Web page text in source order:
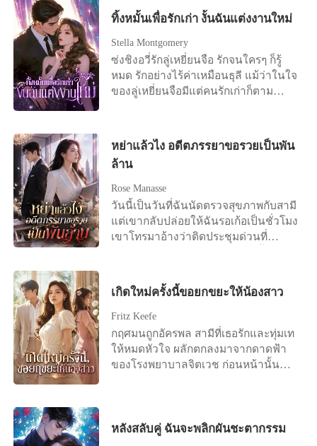
กำมะลอ แทนที่จะช่วยชีวิตฉัน ในที่สุด
เขายอมฆ่าฉันเพื่อผู้หญิงคนนั้น ขณะที่
ฉันนอนพักฟื้นอยู่ในโรงพยาบาลเพียง
ลำพัง พ่อของฉันก็โทรมาพร้อมกับข้อ
เสนอสุดบ้าคลั่ง นั่นคือการแต่งงานใน
ของฉันมันตายด้านและว่างเปล่าไปแล้ว
ความรักคือเรื่องโกหก ดังนั้นเมื่อพ่อถาม
ว่า จะเปลี่ยนตัวเจ้าบ่าวเลยดีไหม ฉัน
ก็ได้ยินเสียงตัวเองตอบกลับไปว่า "ค่ะ
หนูจะแต่งงานกับเขา"
เดียว เมื่อเขากลับมา เขาโกหกได้อย่าง
เลือดเย็น โทษว่าระยะทางทำให้กระแส
จิตของเราขาดหายไป ฉันค้นพบความ
จริงในห้องทำงานส่วนตัวที่ถูกล็อกไว้
ของเขา มันคือแท่นบูชาที่สร้างขึ้นเพื่อ
ป้าของฉัน ไดอารี่ของเขาเปิดโปงทุกสิ่ง
การพบกันครั้งแรกของเรา การโจมตีของ
ได้มีตัวแทนของผู้หญิงที่เขารักอย่าง
แท้จริง ฉันเป็นเพียงภาชนะสำหรับสาย
อยู่ก็ถือกำเนิดขึ้นจากคำโกหกนั้น ฉันจึง
หลอกให้เขาเซ็นชื่อบนม้วนคัมภีร์สอง
ฉบับ ฉบับแรกคือพิธีกรรมที่จะซ่อนการ
ตั้งครรภ์ของฉันด้วยเวทมนตร์ ส่วนฉบับ
อาวุโส ก่อนจะก้าวขึ้นเรือที่มุ่งหน้าสู่ทวีป
ตลอดกาล
คือเจสัน แฟนของฉัน แต่แล้วในงาน
เลี้ยงที่ฉันไปรับจ้างจัดอาหาร ฉันบังเอิญ
ได้ยินพ่อแม่ของฉันวางแผนกับพ่อแม่
ของเขา พวกเขากำลังจะให้เจสันแต่งงา
นกับคริส บอกว่าฉันมีปมในอดีตเยอะเกิน
ไป เป็นของมีตำหนิ ไม่กี่นาทีต่อมา ต่อ
จากเขา “ขอโทษนะ เราเลิกกันเถอะ”
เมื่อฉันกลับไปเผชิญหน้ากับพวกเขาที่
หาฉันเจอเป็นความผิดพลาด ฉันเป็นแค่
ความน่าอับอายที่พวกเขาต้องจัดการ
และการยกเจสันให้คริสก็ถือว่าเป็นบุญ
คุณแล้ว เพื่อปิดปากฉัน น้องสาวฉันทิ้ง
เหมือนขยะชิ้นหนึ่ง ขณะที่ฉันนอน
ตำรวจที่มาถึงว่าฉันเป็นคนทำร้าย
ร่างกาย พวกเขาอยากจะลบฉันให้หาย
ไป แต่พวกเขากำลังจะได้รู้ว่าตัวเองเพิ่ง
ก่อสงครามขึ้นมาต่างหาก
ทิ้งหมั้นเพื่อรักเก่า งั้นฉันแต่งงานใหม่
Stella Montgomery
ซ่งชิงอวี่รักลู่เหยี่ยนจือ รักจนใครๆ ก็รู้
หมด รักอย่างไร้ค่าเหมือนธุลี แม้ว่าในใจ
ของลู่เหยี่ยนจือมีแต่คนรักเก่าก็ตาม
รักเก่าจะตั้งครรภ์ลูกของลู่เหยี่ยนจือแล้ว
ซ่งชิงอวี่ก็ยังคงขอแต่งงานกับลู่เหยี่
ยนจือ แต่ในวันไปจดทะเบียนเพราะคน
รักเก่ากลับมา ลู่เหยี่ยนจือก็ไม่ปรากฏตัว
ที่ที่ว่าการอำเภอ หลังจากรักลู่เหยี่ยนจื
อมาเจ็ดปี ซ่งชิงอวี่ก็หมดหวังสิ้นเชิง เธอ
ได้บล็อกลู่เหยี่ยนจือแล้วหันหลังออกจาก
เมืองที่ลู่เหยี่ยนจืออยู่ ลู่เหยี่ยนจือไม่ได้
จดทะเบียนสมรสกับชายอื่นที่หน้าที่
ไปเลย! ต่อมา ใครๆ ก็มักเห็นคุณลู่ผู้ยิ่ง
ใหญ่ วิ่งตามหลังซ่งชิงอวี่อย่างไร้ศักดิ์ศรี
“ชิงอวี่ ขอโทษนะ ผมผิดไปแล้ว ให้
โอกาสผมอีกครั้งเถอะ!” และสิ่งที่ตอบ
หย่าแล้วไง อดีตภรรยาขอรวยเป็นพัน
ล้าน
Rose Manasse
วันนี้เป็นวันที่ฉันนัดตรวจสุขภาพกับสามี
แต่เขากลับปล่อยให้ฉันรอเก้อเป็นชั่วโมง
เขาโทรมาอ้างว่าติดประชุมด่วนที่
เขาเหมาจ่ายไว้รายปี กลับได้ยินเสียง
หัวเราะคิกคักของผู้หญิงและเสียงน้ำสาด
กระเซ็น "เมื่อไหร่คุณจะหย่ากับผู้หญิงไร้
ประโยชน์คนนั้นสักทีคะ" "เร็ว ๆ นี้แหละ
ที่รัก อดทนอีกนิดนะ" เสียงทุ้มต่ำของ
สามีที่ฉันรักมาห้าปีตอบกลับอย่างอ่อน
อยู่บนคอของเมียน้อยที่เขาพามาหยาม
ศักดิ์ศรีถึงในบ้าน ซ้ำเขายังกักขังหน่วง
เกิดใหม่ครั้งนี้ขอยกขยะให้น้องสาว
Fritz Keefe
กฤศมนถูกอัครพล สามีที่เธอรักและทุ่มเท
ให้หมดหัวใจ ผลักตกลงมาจากดาดฟ้า
ของโรงพยาบาลจิตเวช ก่อนหน้านั้น
ทุกอย่างไปจากเธออย่างแนบเนียน ทั้ง
หลังสลับคู่ ฉันจะพลิกผันชะตากรรม